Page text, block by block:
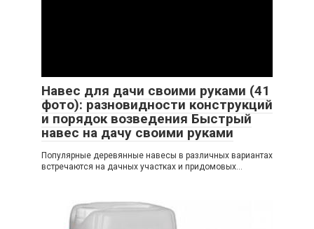
Навес для дачи своими руками (41
фото): разновидности конструкций
и порядок возведения Быстрый
навес на дачу своими руками
Популярные деревянные навесы в различных вариантах
встречаются на дачных участках и придомовых...